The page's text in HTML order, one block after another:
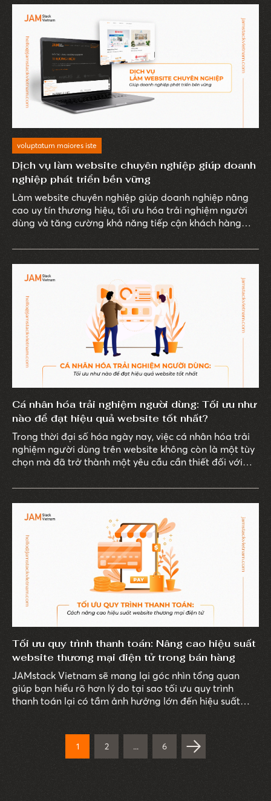
voluptatum maiores iste
Dịch vụ làm website chuyên nghiệp giúp doanh
nghiệp phát triển bền vững
Làm website chuyên nghiệp giúp doanh nghiệp nâng
cao uy tín thương hiệu, tối ưu hóa trải nghiệm người
dùng và tăng cường khả năng tiếp cận khách hàng
Cá nhân hóa trải nghiệm người dùng: Tối ưu như
nào để đạt hiệu quả website tốt nhất?
Trong thời đại số hóa ngày nay, việc cá nhân hóa trải
nghiệm người dùng trên website không còn là một tùy
chọn mà đã trở thành một yêu cầu cần thiết đối với
doanh.
Tối ưu quy trình thanh toán: Nâng cao hiệu suất
website thương mại điện tử trong bán hàng
JAMstack Vietnam sẽ mang lại góc nhìn tổng quan
giúp bạn hiểu rõ hơn lý do tại sao tối ưu quy trình
thanh toán lại có tầm ảnh hưởng lớn đến hiệu suất
tăng tỷ lệ hoàn thành giao dịch, giúp doanh nghiệp
bứt phá doanh thu hiệu quả.
1 2 ... 6